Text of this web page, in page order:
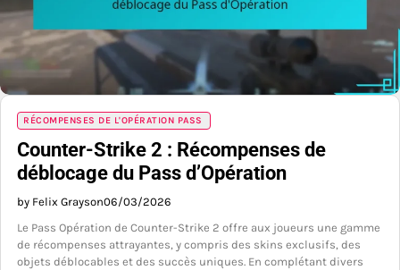
RÉCOMPENSES DE L'OPÉRATION PASS
Counter-Strike 2 : Récompenses de
déblocage du Pass d’Opération
by Felix Grayson06/03/2026
Le Pass Opération de Counter-Strike 2 offre aux joueurs une gamme
de récompenses attrayantes, y compris des skins exclusifs, des
objets déblocables et des succès uniques. En complétant divers